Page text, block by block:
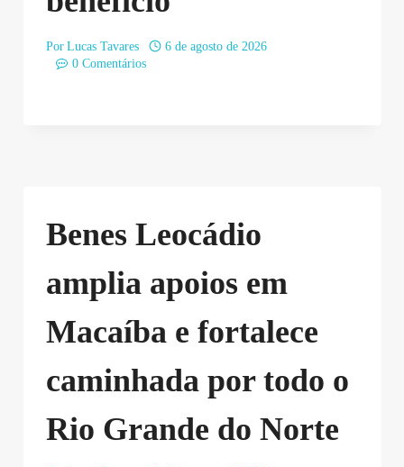
Por Lucas Tavares
6 de agosto de 2026
0 Comentários
Benes Leocádio
amplia apoios em
Macaíba e fortalece
caminhada por todo o
Rio Grande do Norte